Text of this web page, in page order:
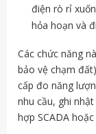
điện rò rỉ
hỏa hoạn và
Các chức năng
bảo vệ chạm
cấp đo năng
nhu cầu, ghi
hợp SCADA